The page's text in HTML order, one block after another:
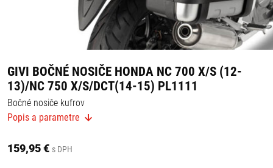
GIVI BOČNÉ NOSIČE HONDA NC 700 X/S (12-
13)/NC 750 X/S/DCT(14-15) PL1111
Bočné nosiče kufrov
Vhodné pre bočné kufre MONOKEY®
Pre montáž je potrebný zadný nosič 1111FZ alebo montážna sada
Vhodné pre:
Popis a parametre
159,95 € s DPH